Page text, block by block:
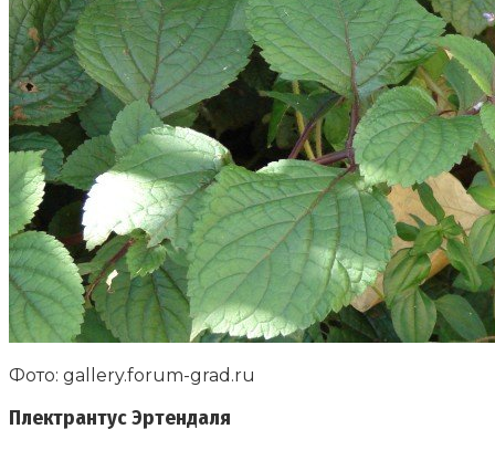
Фото: gallery.forum-grad.ru
Плектрантус Эртендаля